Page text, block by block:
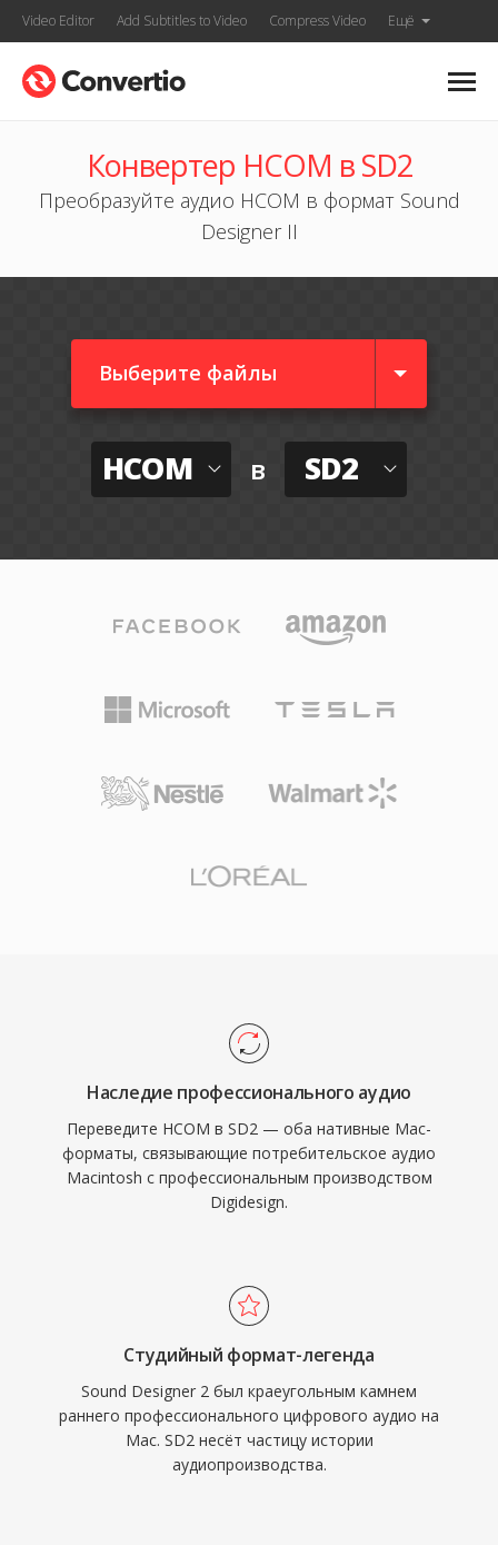
Video Editor Add Subtitles to Video Compress Video Ещё
Конвертер HCOM в SD2
Преобразуйте аудио HCOM в формат Sound
Designer II
Выберите файлы
HCOM в SD2
Наследие профессионального аудио
Переведите HCOM в SD2 — оба нативные Mac-
форматы, связывающие потребительское аудио
Macintosh с профессиональным производством
Digidesign.
Студийный формат-легенда
Sound Designer 2 был краеугольным камнем
раннего профессионального цифрового аудио на
Mac. SD2 несёт частицу истории
аудиопроизводства.